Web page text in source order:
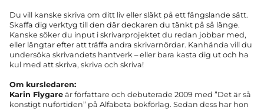
Du vill kanske skriva om ditt liv eller släkt på ett fängslande sätt.
Skaffa dig verktyg till den där deckaren du tänkt på så länge.
Kanske söker du input i skrivarprojektet du redan jobbar med,
eller längtar efter att träffa andra skrivarnördar. Kanhända vill du
undersöka skrivandets hantverk – eller bara kasta dig ut och ha
kul med att skriva, skriva och skriva!
Om kursledaren:
Karin Flygare är författare och debuterade 2009 med ”Det är så
konstigt nuförtiden” på Alfabeta bokförlag. Sedan dess har hon